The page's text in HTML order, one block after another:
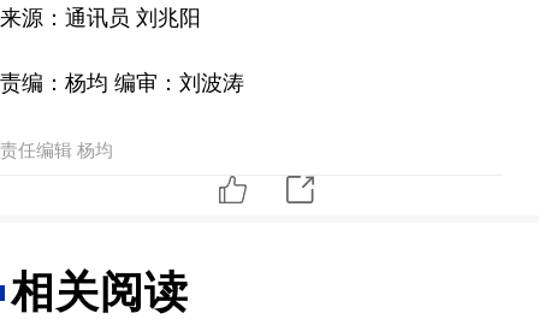
来源：通讯员 刘兆阳
责编：杨均 编审：刘波涛
责任编辑 杨均
相关阅读